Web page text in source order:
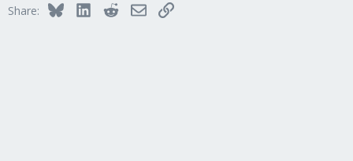
Share: BlueskyLinkedInRedditEmailLink